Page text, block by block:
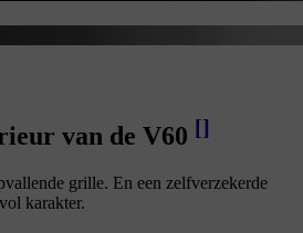
van de V60 []
grille. En een zelfverzekerde
karakter.